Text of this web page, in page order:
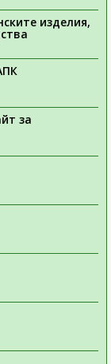
изделия,
за